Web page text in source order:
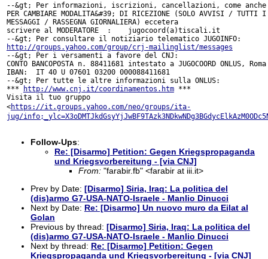
--&gt; Per informazioni, iscrizioni, cancellazioni, come anche
PER CAMBIARE MODALITA&#39; DI RICEZIONE (SOLO AVVISI / TUTTI I
MESSAGGI / RASSEGNA GIORNALIERA) eccetera
scrivere al MODERATORE  :    jugocoord(a)tiscali.it
http://groups.yahoo.com/group/crj-mailinglist/messages
--&gt; Per i versamenti a favore del CNJ:
CONTO BANCOPOSTA n. 88411681 intestato a JUGOCOORD ONLUS, Roma
IBAN:  IT 40 U 07601 03200 000088411681
--&gt; Per tutte le altre informazioni sulla ONLUS:
***
http://www.cnj.it/coordinamentos.htm ***
Visita il tuo gruppo
<https://it.groups.yahoo.com/neo/groups/ita-
jug/
Follow-Ups:
Re: [Disarmo] Petition: Gegen Kriegspropaganda
und Kriegsvorbereitung - [via CNJ]
From:"farabir.fb" <farabir at iii.it>
Prev by Date: [Disarmo] Siria, Iraq: La politica del
(dis)armo G7-USA-NATO-Israele - Manlio Dinucci
Next by Date: Re: [Disarmo] Un nuovo muro da Eilat al
Golan
Previous by thread: [Disarmo] Siria, Iraq: La politica del
(dis)armo G7-USA-NATO-Israele - Manlio Dinucci
Next by thread: Re: [Disarmo] Petition: Gegen
Kriegspropaganda und Kriegsvorbereitung - [via CNJ]